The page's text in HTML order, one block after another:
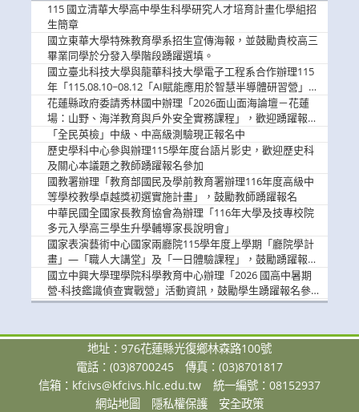
115 國立清華大學高中學生科學研究人才培育計畫化學組招
生簡章
國立東華大學特殊教育學系招生宣傳海報，並鼓勵貴校高三
畢業同學於分發入學階段踴躍選填。
國立臺北科技大學與龍華科技大學電子工程系合作辦理115
年「115.08.10~08.12「AI賦能應用於智慧半導體研習營」，
歡迎學生踴躍報名參加
花蓮縣政府委請秀林國中辦理「2026面山面海論壇－花蓮
場：山野、海洋教育與戶外安全實務課程」，歡迎踴躍報名
參加
「全民英檢」中級、中高級測驗現正報名中
歷史學科中心參與辦理115學年度台語片影史，歡迎歷史科
及關心本議題之教師踴躍報名參加
國教署辦理「教育部國民及學前教育署辦理116年度高級中
等學校教學卓越獎初選實施計畫」，鼓勵教師踴躍報名
中華民國全國家長教育協會為辦理「116年大學及技專校院
多元入學高三學生升學輔導家長說明會」
國家表演藝術中心國家兩廳院115學年度上學期「廳院學計
畫」—「職人大講堂」及「一日體驗課程」，鼓勵踴躍報名
參與。
國立中興大學理學院科學教育中心辦理「2026 國高中暑期
營-科技鑑識偵查實戰營」活動資訊，鼓勵學生踴躍報名參
加。
地址：976花蓮縣光復鄉林森路100號
電話：(03)8700245
傳真：(03)8701817
信箱： kfcivs@kfcivs.hlc.edu.tw
統一編號：08152937
網站地圖
隱私權保護 安全政策